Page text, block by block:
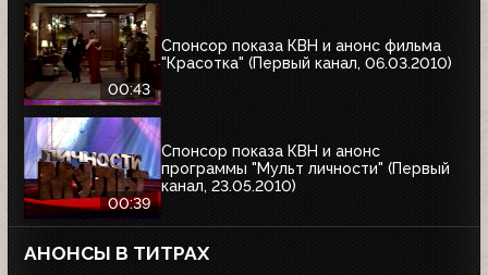
00:43
Спонсор показа КВН и анонс фильма
"Красотка" (Первый канал, 06.03.2010)
00:39
Спонсор показа КВН и анонс
программы "Мульт личности" (Первый
канал, 23.05.2010)
АНОНСЫ В ТИТРАХ